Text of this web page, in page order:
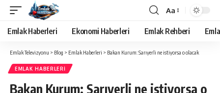
Yazı
Tipi
Boyutlandırıcı
Aa
Emlak Haberleri Ekonomi Haberleri Emlak Rehberi
Emlak Televizyonu > Blog > Emlak Haberleri > Bakan Kurum: Sarıyerli ne istiyorsa o olacak
EMLAK HABERLERI
Bakan Kurum: Sarıyerli ne istiyorsa o